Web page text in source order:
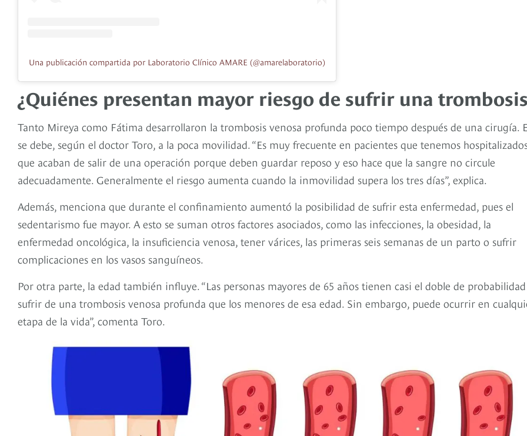
Una publicación compartida por Laboratorio Clínico AMARE (@amarelaboratorio)
¿Quiénes presentan mayor riesgo de sufrir una
Tanto Mireya como Fátima desarrollaron la trombosis venosa profunda poco tiempo después de una cirugía.
se debe, según el doctor Toro, a la poca movilidad. “Es muy frecuente en pacientes que tenemos
que acaban de salir de una operación porque deben guardar reposo y eso hace que la sangre no circule
adecuadamente. Generalmente el riesgo aumenta cuando la inmovilidad supera los tres días”, explica.
Además, menciona que durante el confinamiento aumentó la posibilidad de sufrir esta enfermedad, pues el
sedentarismo fue mayor. A esto se suman otros factores asociados, como las infecciones, la obesidad, la
enfermedad oncológica, la insuficiencia venosa, tener várices, las primeras seis semanas de un parto o sufrir
complicaciones en los vasos sanguíneos.
Por otra parte, la edad también influye. “Las personas mayores de 65 años tienen casi el doble de
sufrir de una trombosis venosa profunda que los menores de esa edad. Sin embargo, puede ocurrir en
etapa de la vida”, comenta Toro.